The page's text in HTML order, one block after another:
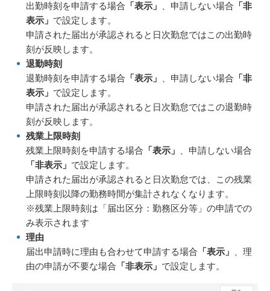
出勤時刻を申請する場合 「表示」 、申請しない場合 「非
表示」 で設定します。
申請された届出が承認されると日次勤怠ではこの出勤時
刻が反映します。
退勤時刻
退勤時刻を申請する場合 「表示」 、申請しない場合 「非
表示」 で設定します。
申請された届出が承認されると日次勤怠ではこの退勤時
刻が反映します。
残業上限時刻
残業上限時刻を申請する場合 「表示」
、申請しない場合
「非表示」 で設定します。
申請された届出が承認されると日次勤怠では、この残業
上限時刻以降の勤務時間が集計されなくなります。
※残業上限時刻は「届出区分：勤務区分等」の申請での
み表示されます
理由
届出申請時に理由も合わせて申請する場合 「表示」
、理
由の申請が不要な場合 「非表示」 で設定します。